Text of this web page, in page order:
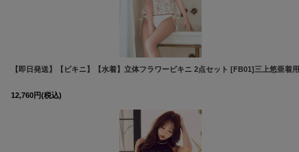
【即日発送】【ビキニ】【水着】立体フラワービキニ 2点セット [FB01]三上悠亜着用
12,760円(税込)